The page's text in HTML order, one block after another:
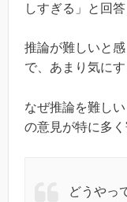
しすぎる」と回答
推論が難しいと
で、あまり気に
なぜ推論を難し
の意見が特に多く
どうやっ